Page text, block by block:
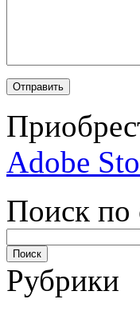
Adobe
Поиск по
Рубрики